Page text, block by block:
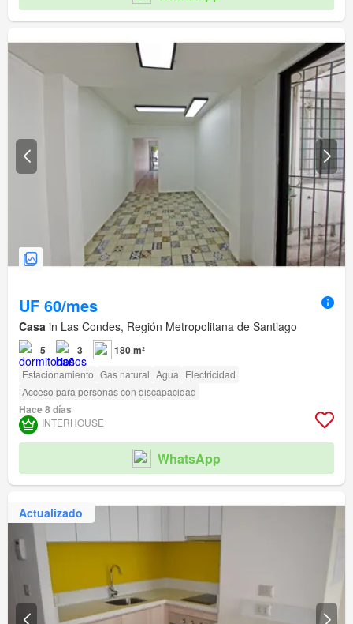
UF 60/mes
Casa in Las Condes, Región Metropolitana de Santiago
5 3 180 m²
Estacionamiento Gas natural Agua Electricidad
Acceso para personas con discapacidad
Hace 8 días
INTERHOUSE
WhatsApp
Actualizado